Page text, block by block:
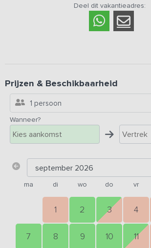
Deel dit vakantieadres:
Prijzen & Beschikbaarheid
1 persoon
Wanneer?
ma di wo do vr
1 2 3 4
7 8 9 10 11